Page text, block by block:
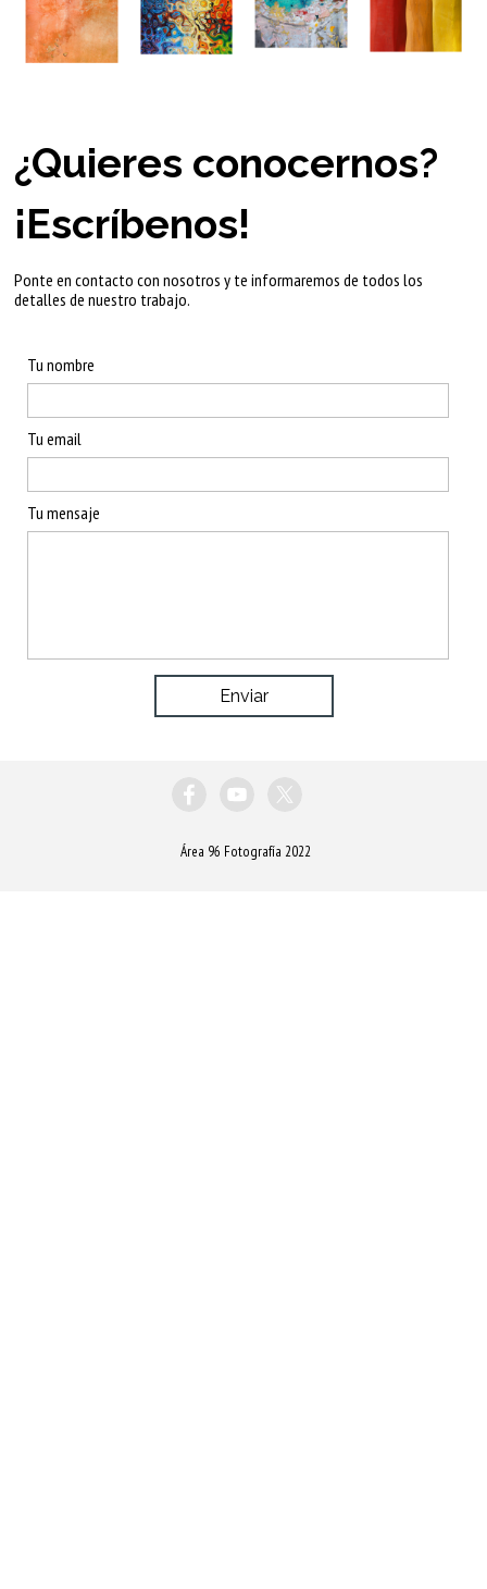
¿Quieres conocernos?
¡Escríbenos!
Ponte en contacto con nosotros y te informaremos de todos los
detalles de nuestro trabajo.
Tu nombre
Tu email
Tu mensaje
Área 96 Fotografía 2022